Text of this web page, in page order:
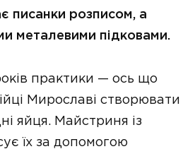
писанки розписом, а
металевими підковами.
практики — ось що
Мирославі створювати
яйця. Майстриня із
їх за допомогою